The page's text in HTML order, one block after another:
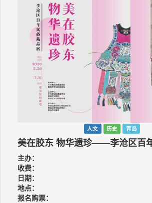
人文 历史 青岛
美在胶东 物华遗珍——李沧区百
主办：
收费：
日期：
地点：
报名购票：